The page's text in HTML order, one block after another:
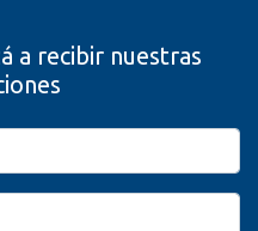
a recibir nuestras